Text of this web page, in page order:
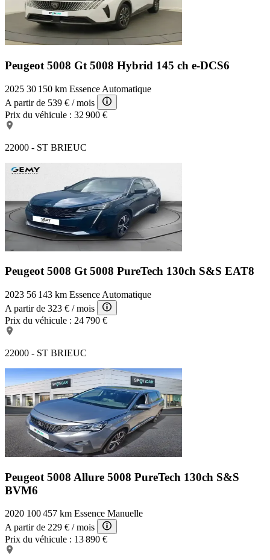
Peugeot 5008 Gt 5008 Hybrid 145 ch e-DCS6
2025 30 150 km Essence Automatique
A partir de 539 € / mois
Prix du véhicule : 32 900 €
22000 - ST BRIEUC
Peugeot 5008 Gt5008 PureTech 130ch S&S EAT8
2023 56 143 km Essence Automatique
A partir de 323 € / mois
Prix du véhicule : 24 790 €
22000 - ST BRIEUC
Peugeot 5008 Allure 5008 PureTech 130ch S&S
BVM6
2020 100 457 km Essence Manuelle
A partir de 229 € / mois
Prix du véhicule : 13 890 €